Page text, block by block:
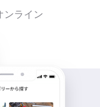
ンライン